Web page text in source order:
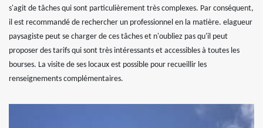
s'agit de tâches qui sont particulièrement très complexes. Par conséquent,
il est recommandé de rechercher un professionnel en la matière. elagueur
paysagiste peut se charger de ces tâches et n'oubliez pas qu'il peut
proposer des tarifs qui sont très intéressants et accessibles à toutes les
bourses. La visite de ses locaux est possible pour recueillir les
renseignements complémentaires.